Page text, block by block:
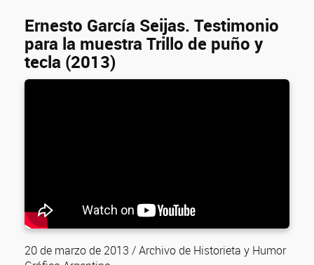
Ernesto García Seijas. Testimonio
para la muestra Trillo de puño y
tecla (2013)
20 de marzo de 2013 / Archivo de Historieta y Humor